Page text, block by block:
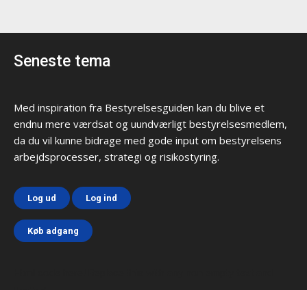
Seneste tema
Med inspiration fra Bestyrelsesguiden kan du blive et
endnu mere værdsat og uundværligt bestyrelsesmedlem,
da du vil kunne bidrage med gode input om bestyrelsens
arbejdsprocesser, strategi og risikostyring.
Log ud Log ind
Køb adgang